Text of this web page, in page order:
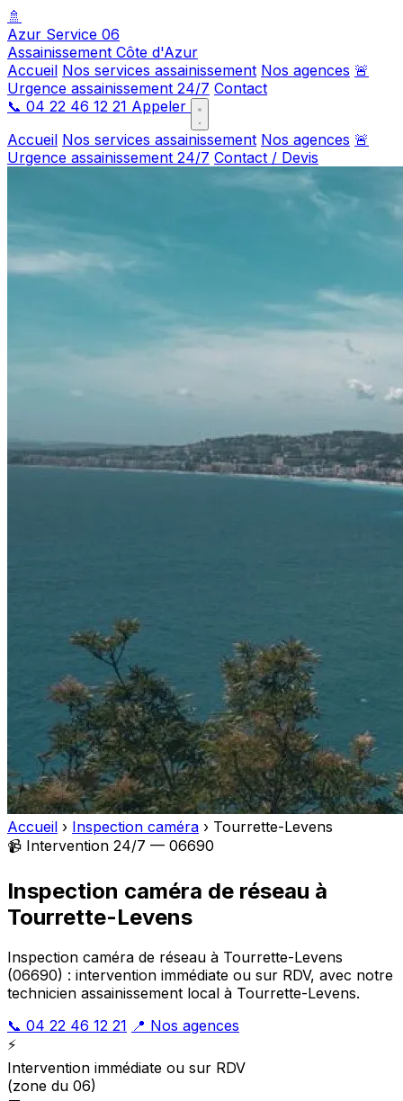
🚿
Azur Service 06
Assainissement Côte d'Azur
Accueil Nos services assainissement Nos agences 🚨
Urgence assainissement 24/7 Contact
📞 04 22 46 12 21 Appeler
Accueil Nos services assainissement Nos agences 🚨
Urgence assainissement 24/7 Contact / Devis
Accueil › Inspection caméra › Tourrette-Levens
📹 Intervention 24/7 — 06690
Inspection caméra de réseau à
Tourrette-Levens
Inspection caméra de réseau à Tourrette-Levens
(06690) : intervention immédiate ou sur RDV, avec notre
technicien assainissement local à Tourrette-Levens.
📞 04 22 46 12 21 📍 Nos agences
⚡
Intervention immédiate ou sur RDV
(zone du 06)